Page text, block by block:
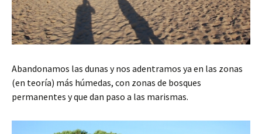
Abandonamos las dunas y nos adentramos ya en las zonas
(en teoría) más húmedas, con zonas de bosques
permanentes y que dan paso a las marismas.